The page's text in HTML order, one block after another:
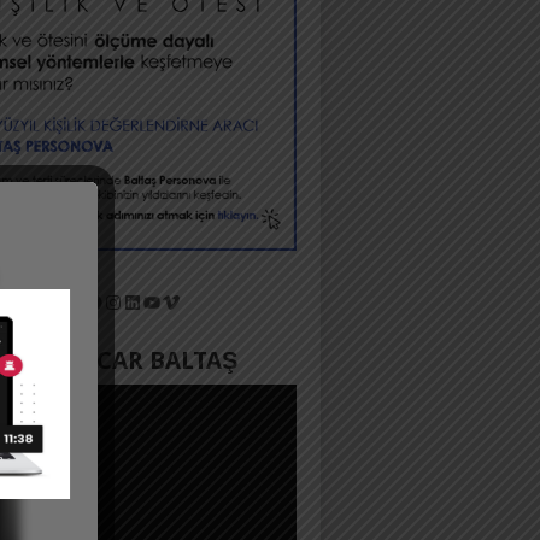
Facebook
Instagram
LinkedIn
YouTube
Vimeo
ACAR BALTAŞ